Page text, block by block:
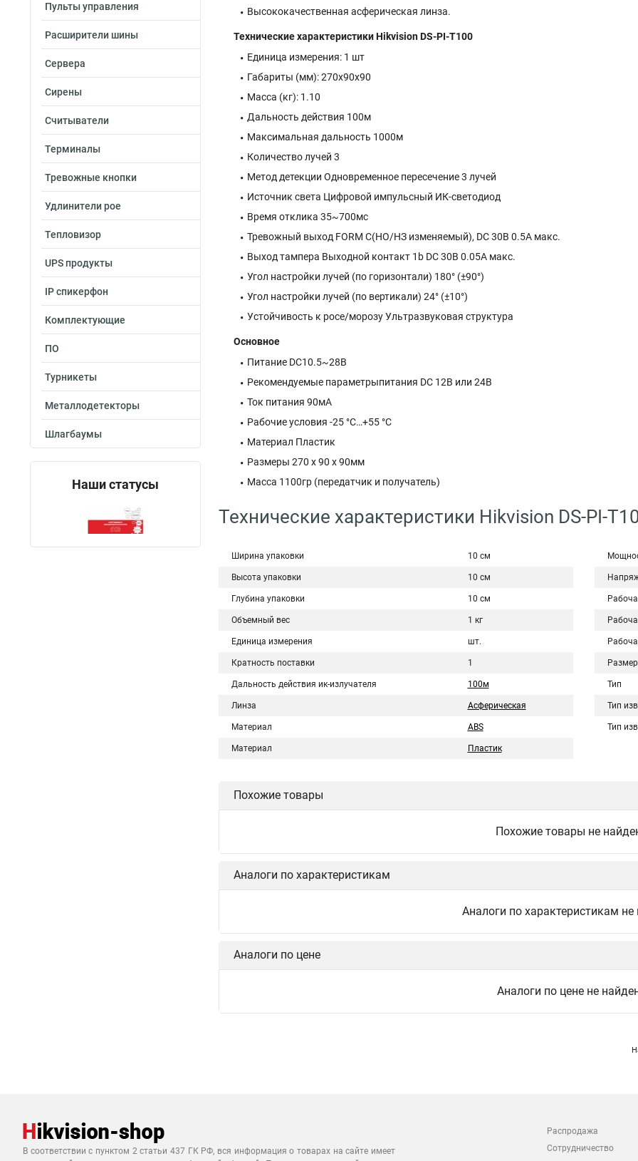
Пульты управления
Расширители шины
Сервера
Сирены
Считыватели
Терминалы
Тревожные кнопки
Удлинители poe
Тепловизор
UPS продукты
IP спикерфон
Комплектующие
ПО
Турникеты
Металлодетекторы
Шлагбаумы
Наши статусы
Высококачественная асферическая линза.
Технические характеристики Hikvision DS-PI-T100
Единица измерения: 1 шт
Габариты (мм): 270x90x90
Масса (кг): 1.10
Дальность действия 100м
Максимальная дальность 1000м
Количество лучей 3
Метод детекции Одновременное пересечение 3 лучей
Источник света Цифровой импульсный ИК-светодиод
Время отклика 35~700мс
Тревожный выход FORM C(НО/НЗ изменяемый), DC 30В 0.5A макс.
Выход тампера Выходной контакт 1b DC 30В 0.05A макс.
Угол настройки лучей (по горизонтали) 180° (±90°)
Угол настройки лучей (по вертикали) 24° (±10°)
Устойчивость к росе/морозу Ультразвуковая структура
Основное
Питание DC10.5~28В
Рекомендуемые параметрыпитания DC 12В или 24В
Ток питания 90мА
Рабочие условия -25 °C…+55 °C
Материал Пластик
Размеры 270 x 90 x 90мм
Масса 1100гр (передатчик и получатель)
Технические характеристики Hikvision DS-PI-
Ширина упаковки 10 см
Высота упаковки 10 см
Глубина упаковки 10 см
Объемный вес 1 кг
Единица измерения шт.
Кратность поставки 1
Дальность действия ик-излучателя 100м
Линза Асферическая
Материал ABS
Материал Пластик
Размер
Тип
Тип
Тип
Похожие товары
Похожие товары не
Аналоги по характеристикам
Аналоги по характеристикам
Аналоги по цене
Аналоги по цене не
В соответствии с пунктом 2 статьи 437 ГК РФ, вся информация о товарах на сайте имеет
Распродажа
Сотрудничество